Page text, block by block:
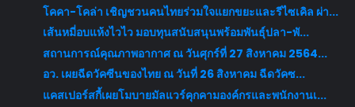
โคคา-โคล่า เชิญชวนคนไทยร่วมใจแยกขยะและรีไซเคิล ผ่า...
เส้นหมี่อบแห้งไวไว มอบทุนสนับสนุนพร้อมพันธุ์ปลา-พั...
สถานการณ์คุณภาพอากาศ ณ วันศุกร์ที่ 27 สิงหาคม 2564...
อว. เผยฉีดวัคซีนของไทย ณ วันที่ 26 สิงหาคม ฉีดวัคซ...
แคสเปอร์สกี้เผยโมบายมัลแวร์คุกคามองค์กรและพนักงานเ...